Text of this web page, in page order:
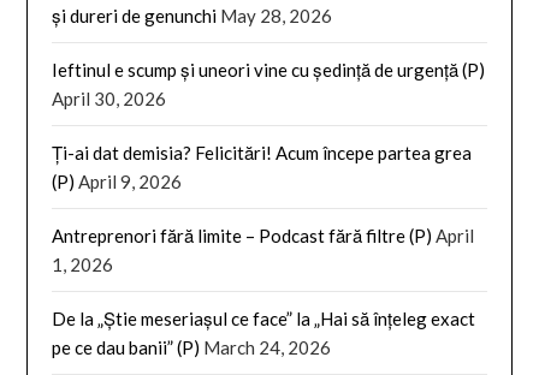
și dureri de genunchi May 28, 2026
Ieftinul e scump și uneori vine cu ședință de urgență (P)
April 30, 2026
Ți-ai dat demisia? Felicitări! Acum începe partea grea
(P) April 9, 2026
Antreprenori fără limite – Podcast fără filtre (P) April
1, 2026
De la „Știe meseriașul ce face” la „Hai să înțeleg exact
pe ce dau banii” (P) March 24, 2026